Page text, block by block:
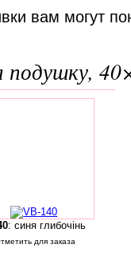
вам могут
подушку,
: синя глибочінь
для заказа